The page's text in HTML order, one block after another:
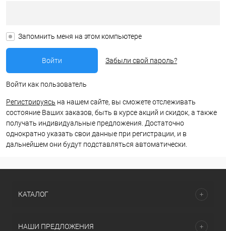
Запомнить меня на этом компьютере
Забыли свой пароль?
Войти как пользователь
Регистрируясь на нашем сайте, вы сможете отслеживать
состояние Ваших заказов, быть в курсе акций и скидок, а также
получать индивидуальные предложения. Достаточно
однократно указать свои данные при регистрации, и в
дальнейшем они будут подставляться автоматически.
КАТАЛОГ
НАШИ ПРЕДЛОЖЕНИЯ